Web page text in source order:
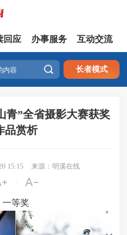
回应 办事服务 互动交流
 长者模式
青”全省摄影大赛获奖
品赏析
15:15 来源：明溪在线

一等奖